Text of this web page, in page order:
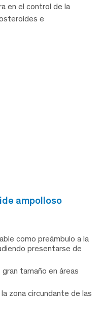
en el control de la
e
ampolloso
como preámbulo a la
presentarse de
tamaño en áreas
zona circundante de las